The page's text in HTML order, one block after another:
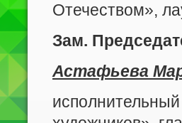
Отечеством»,
Зам.
Астафьева